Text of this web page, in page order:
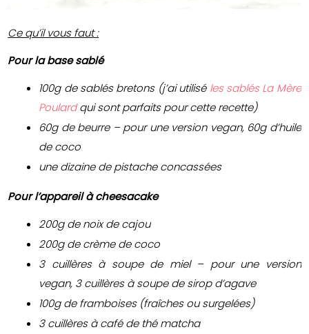
Ce qu’il vous faut :
Pour la base sablé
100g de sablés bretons (j’ai utilisé les sablés La Mère
Poulardqui sont parfaits pour cette recette)
60g de beurre – pour une version vegan, 60g d’huile
de coco
une dizaine de pistache concassées
Pour l’appareil à cheesacake
200g de noix de cajou
200g de crème de coco
3 cuillères à soupe de miel – pour une version
vegan, 3 cuillères à soupe de sirop d’agave
100g de framboises (fraîches ou surgelées)
3 cuillères à café de thé matcha